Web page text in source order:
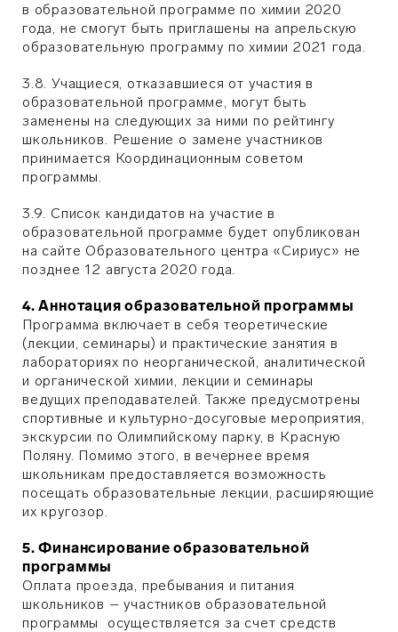
в образовательной программе по химии 2020
года, не смогут быть приглашены на апрельскую
образовательную программу по химии 2021 года.
3.8. Учащиеся, отказавшиеся от участия в
образовательной программе, могут быть
заменены на следующих за ними по рейтингу
школьников. Решение о замене участников
принимается Координационным советом
программы.
3.9. Список кандидатов на участие в
образовательной программе будет опубликован
на сайте Образовательного центра «Сириус» не
позднее 12 августа 2020 года.
4. Аннотация образовательной программы
Программа включает в себя теоретические
(лекции, семинары) и практические занятия в
лабораториях по неорганической, аналитической
и органической химии, лекции и семинары
ведущих преподавателей. Также предусмотрены
спортивные и культурно-досуговые мероприятия,
экскурсии по Олимпийскому парку, в Красную
Поляну. Помимо этого, в вечернее время
школьникам предоставляется возможность
посещать образовательные лекции, расширяющие
их кругозор.
5. Финансирование образовательной
программы
Оплата проезда, пребывания и питания
школьников – участников образовательной
программы осуществляется за счет средств